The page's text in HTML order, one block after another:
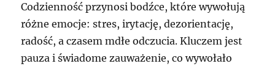
Codzienność przynosi bodźce, które wywołują
różne emocje: stres, irytację, dezorientację,
radość, a czasem mdłe odczucia. Kluczem jest
pauza i świadome zauważenie, co wywołało